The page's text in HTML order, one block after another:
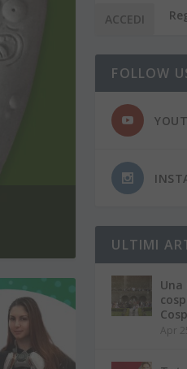
FOLLOW
ULTIMI
Apr